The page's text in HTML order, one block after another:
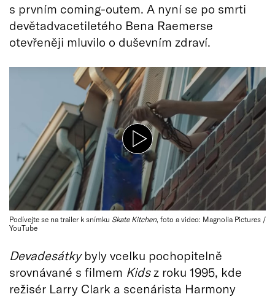
s prvním coming-outem. A nyní se po smrti
devětadvacetiletého Bena Raemerse
otevřeněji mluvilo o duševním zdraví.
Podívejte se na trailer k snímku Skate Kitchen, foto a video: Magnolia Pictures /
YouTube
Devadesátkybyly vcelku pochopitelně
srovnávané s filmem Kidsz roku 1995, kde
režisér Larry Clark a scenárista Harmony